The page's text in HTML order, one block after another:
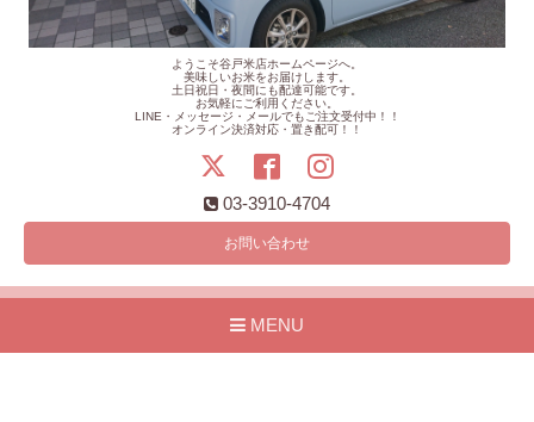
ようこそ谷戸米店ホームページへ。
美味しいお米をお届けします。
土日祝日・夜間にも配達可能です。
お気軽にご利用ください。
LINE・メッセージ・メールでもご注文受付中！！
オンライン決済対応・置き配可！！
03-3910-4704
お問い合わせ
MENU